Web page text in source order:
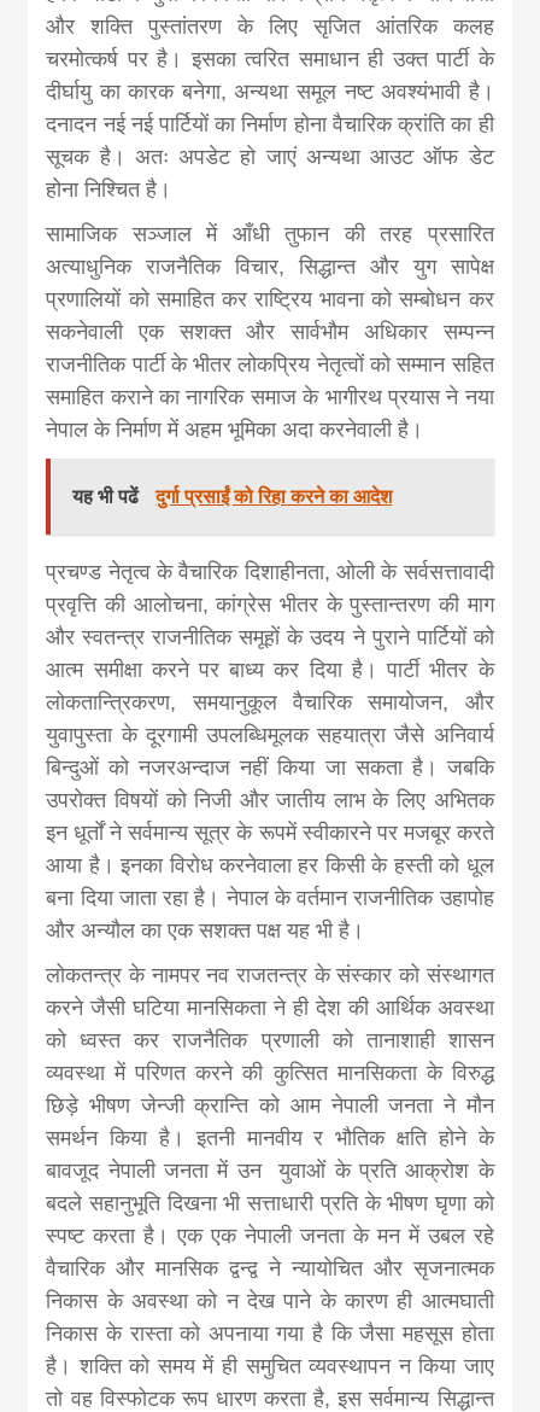
और शक्ति पुस्तांतरण के लिए सृजित आंतरिक कलह
चरमोत्कर्ष पर है। इसका त्वरित समाधान ही उक्त पार्टी के
दीर्घायु का कारक बनेगा, अन्यथा समूल नष्ट अवश्यंभावी है।
दनादन नई नई पार्टियों का निर्माण होना वैचारिक क्रांति का ही
सूचक है। अतः अपडेट हो जाएं अन्यथा आउट ऑफ डेट
होना निश्चित है।
सामाजिक सञ्जाल में आँधी तुफान की तरह प्रसारित
अत्याधुनिक राजनैतिक विचार, सिद्धान्त और युग सापेक्ष
प्रणालियों को समाहित कर राष्ट्रिय भावना को सम्बोधन कर
सकनेवाली एक सशक्त और सार्वभौम अधिकार सम्पन्न
राजनीतिक पार्टी के भीतर लोकप्रिय नेतृत्वों को सम्मान सहित
समाहित कराने का नागरिक समाज के भागीरथ प्रयास ने नया
नेपाल के निर्माण में अहम भूमिका अदा करनेवाली है।
यह भी पढें दुर्गा प्रसाईं को रिहा करने का आदेश
प्रचण्ड नेतृत्व के वैचारिक दिशाहीनता, ओली के सर्वसत्तावादी
प्रवृत्ति की आलोचना, कांग्रेस भीतर के पुस्तान्तरण की माग
और स्वतन्त्र राजनीतिक समूहों के उदय ने पुराने पार्टियों को
आत्म समीक्षा करने पर बाध्य कर दिया है। पार्टी भीतर के
लोकतान्त्रिकरण, समयानुकूल वैचारिक समायोजन, और
युवापुस्ता के दूरगामी उपलब्धिमूलक सहयात्रा जैसे अनिवार्य
बिन्दुओं को नजरअन्दाज नहीं किया जा सकता है। जबकि
उपरोक्त विषयों को निजी और जातीय लाभ के लिए अभितक
इन धूर्तों ने सर्वमान्य सूत्र के रूपमें स्वीकारने पर मजबूर करते
आया है। इनका विरोध करनेवाला हर किसी के हस्ती को धूल
बना दिया जाता रहा है। नेपाल के वर्तमान राजनीतिक उहापोह
और अन्यौल का एक सशक्त पक्ष यह भी है।
लोकतन्त्र के नामपर नव राजतन्त्र के संस्कार को संस्थागत
करने जैसी घटिया मानसिकता ने ही देश की आर्थिक अवस्था
को ध्वस्त कर राजनैतिक प्रणाली को तानाशाही शासन
व्यवस्था में परिणत करने की कुत्सित मानसिकता के विरुद्ध
छिड़े भीषण जेन्जी क्रान्ति को आम नेपाली जनता ने मौन
समर्थन किया है। इतनी मानवीय र भौतिक क्षति होने के
बावजूद नेपाली जनता में उन युवाओं के प्रति आक्रोश के
बदले सहानुभूति दिखना भी सत्ताधारी प्रति के भीषण घृणा को
स्पष्ट करता है। एक एक नेपाली जनता के मन में उबल रहे
वैचारिक और मानसिक द्वन्द्व ने न्यायोचित और सृजनात्मक
निकास के अवस्था को न देख पाने के कारण ही आत्मघाती
निकास के रास्ता को अपनाया गया है कि जैसा महसूस होता
है। शक्ति को समय में ही समुचित व्यवस्थापन न किया जाए
तो वह विस्फोटक रूप धारण करता है, इस सर्वमान्य सिद्धान्त